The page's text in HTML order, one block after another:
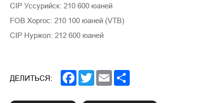
CIP Уссурийск: 210 600 юаней
FOB Хоргос: 210 100 юаней (VTB)
CIP Нуржол: 212 600 юаней
ДЕЛИТЬСЯ: Facebook
TwitterEmail